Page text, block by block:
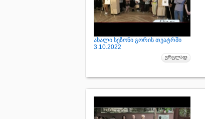
ახალი სეზონი გორის თეატრში
3.10.2022